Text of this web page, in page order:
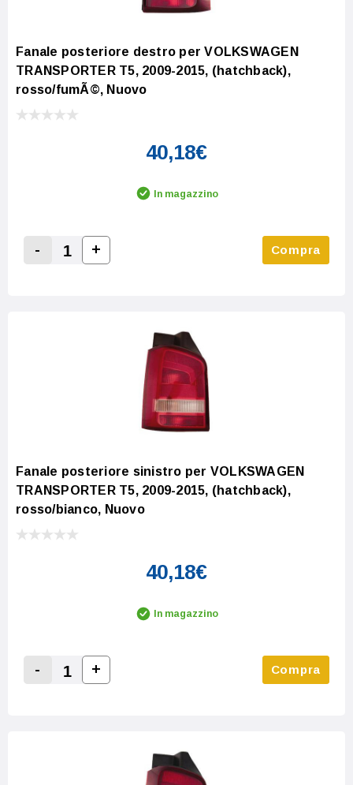
Fanale posteriore destro per VOLKSWAGEN
TRANSPORTER T5, 2009-2015, (hatchback),
rosso/fumÃ©, Nuovo
40,18€
In magazzino
Decrease Quantity:
-
Increase Quantity:
+ Compra
Fanale posteriore sinistro per VOLKSWAGEN
TRANSPORTER T5, 2009-2015, (hatchback),
rosso/bianco, Nuovo
40,18€
In magazzino
-
Increase Quantity:
+ Compra